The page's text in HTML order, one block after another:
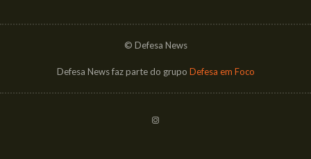
© Defesa News
Defesa News faz parte do grupo Defesa em Foco